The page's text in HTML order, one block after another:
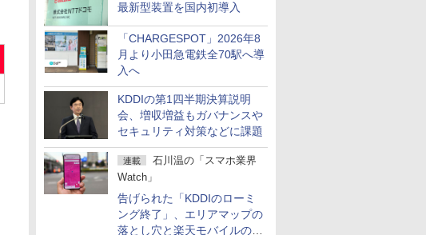
最新型装置を国内初導入
「CHARGESPOT」2026年8
月より小田急電鉄全70駅へ導
入へ
KDDIの第1四半期決算説明
会、増収増益もガバナンスや
セキュリティ対策などに課題
連載
石川温の「スマホ業界
Watch」
告げられた「KDDIのローミ
ング終了」、エリアマップの
落とし穴と楽天モバイルの課